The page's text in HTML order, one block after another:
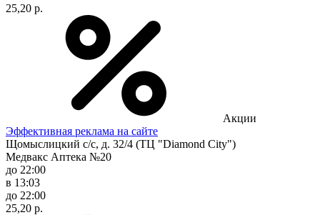
25,20 р.
Акции
Эффективная реклама на сайте
Щомыслицкий с/с, д. 32/4 (ТЦ "Diamond City")
Медвакс Аптека №20
до 22:00
в 13:03
до 22:00
25,20 р.